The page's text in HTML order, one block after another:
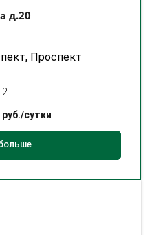
д.20
Проспект
руб./сутки